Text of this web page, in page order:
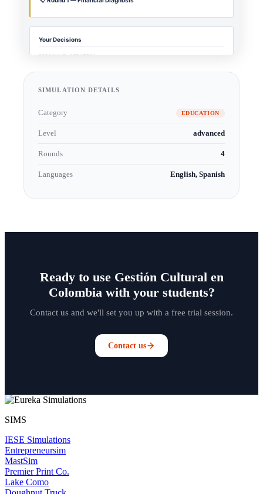
SIMULATION DETAILS
Category EDUCATION
Level advanced
Rounds 4
Languages English, Spanish
Ready to use Gestión Cultural en
Colombia with your students?
Contact us and we'll set you up with a free trial session.
Contact us
SIMS
IESE Simulations
Entrepreneursim
MastSim
Premier Print Co.
Lake Como